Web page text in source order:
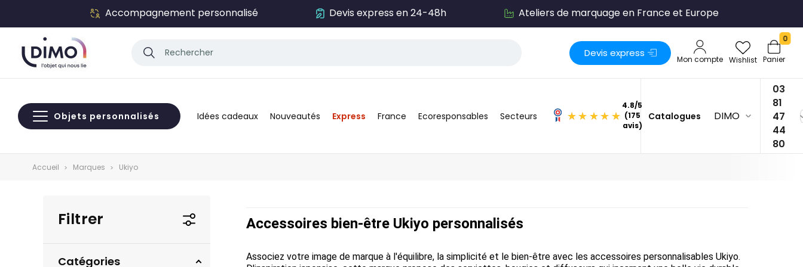
Accompagnement personnalisé Devis express en 24-48h Ateliers de marquage en France et Europe
Devis express
Mon compte Wishlist Panier
0
Objets personnalisés Idées cadeaux Nouveautés Express France Ecoresponsables Secteurs Catalogues DIMO
03
81
47
44
80
Accueil Marques Ukiyo
Filtrer
Catégories
Accessoires bien-être Ukiyo personnalisés
Associez votre image de marque à l'équilibre, la simplicité et le bien-être avec les accessoires personnalisables Ukiyo.